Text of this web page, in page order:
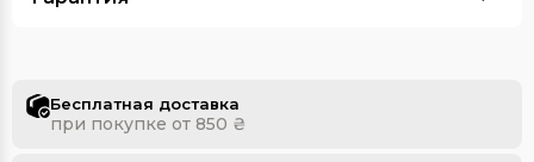
Бесплатная доставка
при покупке от 850 ₴